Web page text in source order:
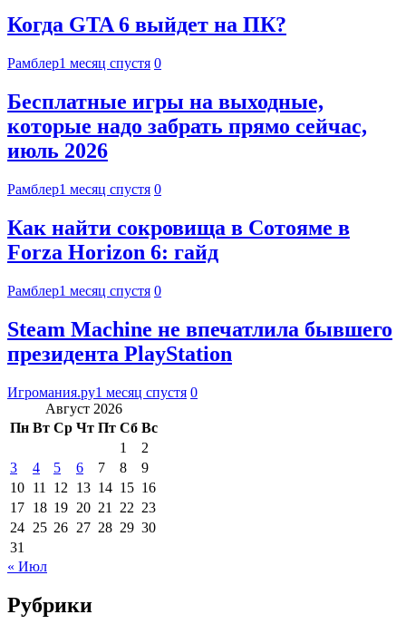
Когда GTA 6 выйдет на ПК?
Рамблер1 месяц спустя 0
Бесплатные игры на выходные,
которые надо забрать прямо сейчас,
июль 2026
Рамблер1 месяц спустя 0
Как найти сокровища в Сотояме в
Forza Horizon 6: гайд
Рамблер1 месяц спустя 0
Steam Machine не впечатлила бывшего
президента PlayStation
Игромания.ру1 месяц спустя 0
Август 2026
Пн Вт Ср Чт Пт Сб Вс
1
2
3
4 5 6 7 8
9
10 11 12 13 14 15 16
17 18 19 20 21 22 23
24 25 26 27 28 29 30
31
« Июл
Рубрики